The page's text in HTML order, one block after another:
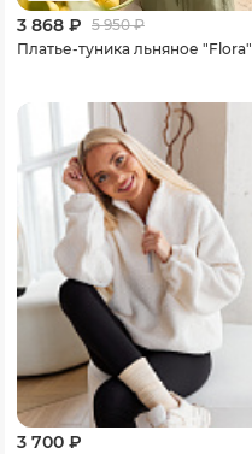
3 868 ₽ 5 950₽
Платье-туника льняное "Flora"
3 700 ₽